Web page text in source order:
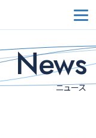
メ
News
ニュース